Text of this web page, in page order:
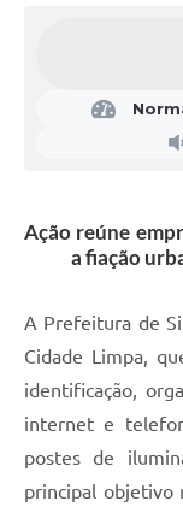
Ação reúne
a fiação
A Prefeitura de
Cidade Limpa,
identificação,
internet e
postes de
principal objetivo